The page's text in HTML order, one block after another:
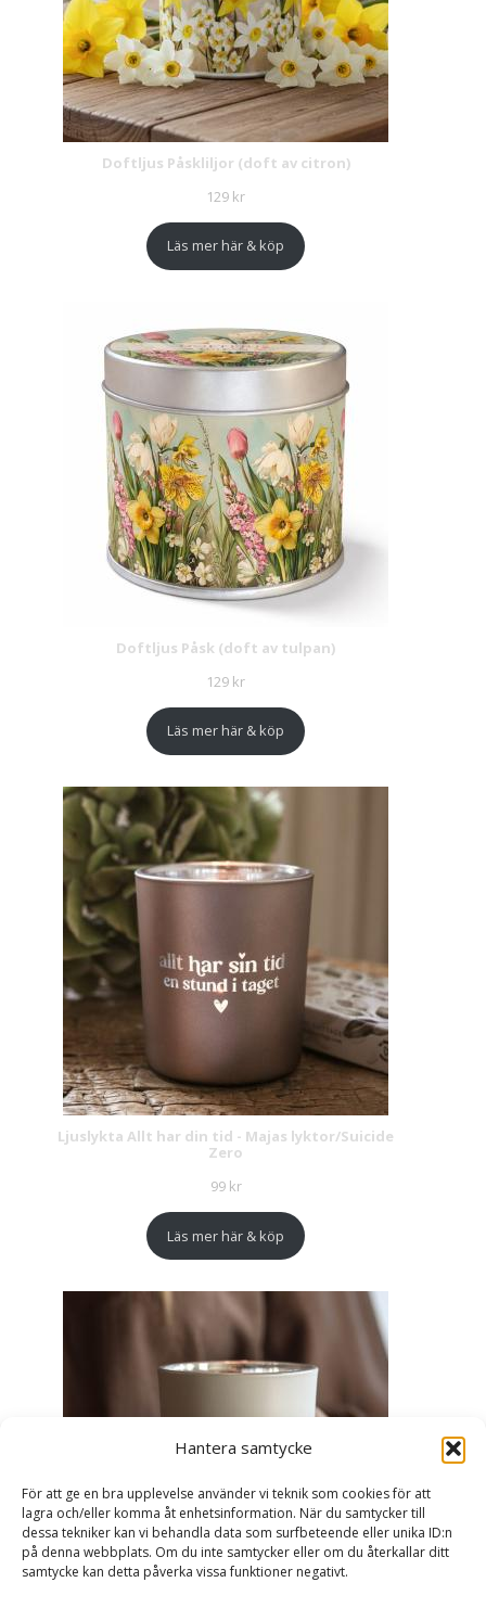
Hantera samtycke
För att ge en bra upplevelse använder vi teknik som cookies för att
lagra och/eller komma åt enhetsinformation. När du samtycker till
dessa tekniker kan vi behandla data som surfbeteende eller unika ID:n
på denna webbplats. Om du inte samtycker eller om du återkallar ditt
samtycke kan detta påverka vissa funktioner negativt.
Doftljus Påskliljor (doft av citron)
129 kr
Läs mer här & köp
Doftljus Påsk (doft av tulpan)
129 kr
Läs mer här & köp
Ljuslykta Allt har din tid - Majas lyktor/Suicide
Zero
99 kr
Läs mer här & köp